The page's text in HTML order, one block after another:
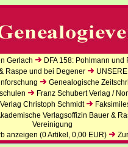
Gerlach DFA 158: Pohlmann und
Raspe und bei Degener
Genealogische
Franz Schubert Verlag /
Verlag Christoph Schmidt
Verlagsoffizin Bauer &
Vereinigung
anzeigen (0Artikel, 0,00 EUR)